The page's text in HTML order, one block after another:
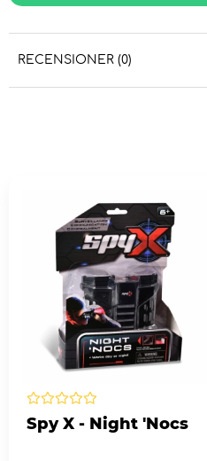
RECENSIONER (0)
Spy X - Night 'Nocs